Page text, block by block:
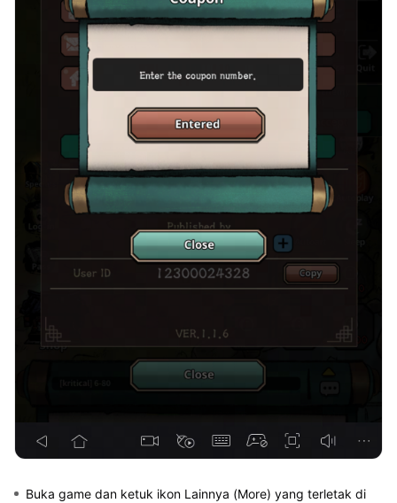
Buka game dan ketuk ikon Lainnya (More) yang terletak di